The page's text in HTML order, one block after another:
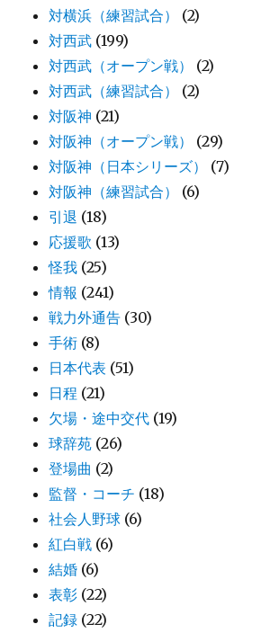
対横浜（練習試合）
(2)
対西武 (199)
対西武（オープン戦）
(2)
対西武（練習試合）
(2)
対阪神 (21)
対阪神（オープン戦）
(29)
対阪神（日本シリーズ）
(7)
対阪神（練習試合）
(6)
引退 (18)
応援歌 (13)
怪我 (25)
情報 (241)
戦力外通告 (30)
手術 (8)
日本代表 (51)
日程 (21)
欠場・途中交代 (19)
球辞苑 (26)
登場曲 (2)
監督・コーチ (18)
社会人野球 (6)
紅白戦 (6)
結婚 (6)
表彰 (22)
記録 (22)